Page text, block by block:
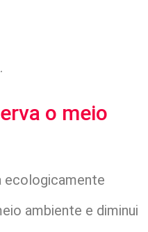
o meio
ecologicamente
ambiente e diminui